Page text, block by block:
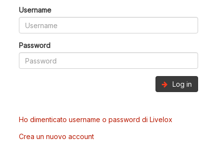
Username
Password
Log in
Ho dimenticato username o password di Livelox
Crea un nuovo account